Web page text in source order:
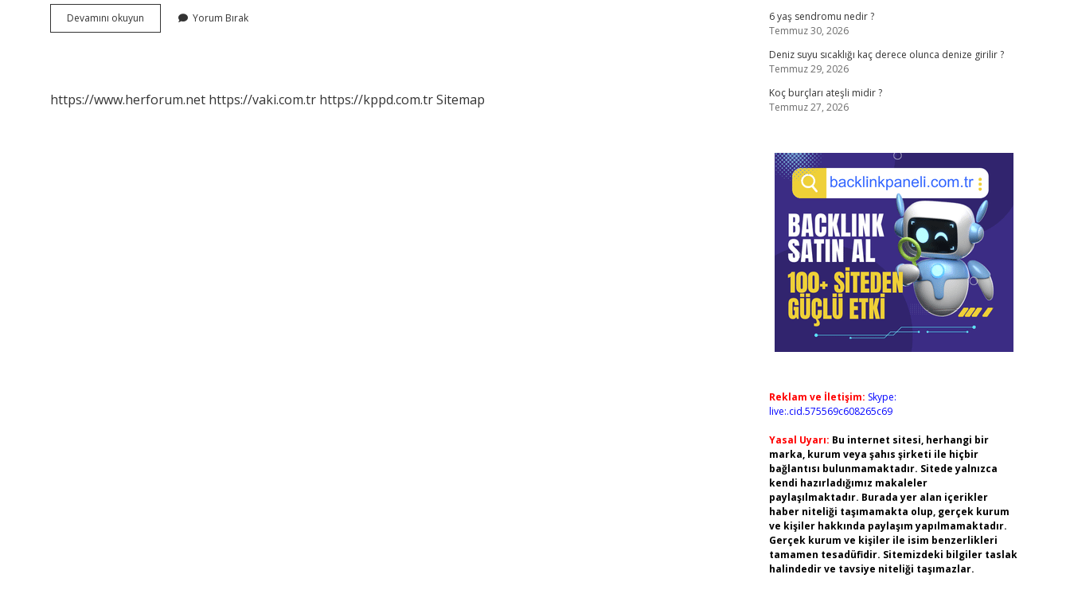
Devamını okuyun
Eklem
Yorum Bırak
https://www.herforum.net https://vaki.com.tr https://kppd.com.trSitemap
6 yaş sendromu nedir ?
Temmuz 30, 2026
Deniz suyu sıcaklığı kaç derece olunca denize girilir ?
Temmuz 29, 2026
Koç burçları ateşli midir ?
Temmuz 27, 2026
Reklam ve İletişim: Skype:
live:.cid.575569c608265c69
Yasal Uyarı: Bu internet sitesi, herhangi bir
marka, kurum veya şahıs şirketi ile hiçbir
bağlantısı bulunmamaktadır. Sitede yalnızca
kendi hazırladığımız makaleler
paylaşılmaktadır. Burada yer alan içerikler
haber niteliği taşımamakta olup, gerçek kurum
ve kişiler hakkında paylaşım yapılmamaktadır.
Gerçek kurum ve kişiler ile isim benzerlikleri
tamamen tesadüfidir. Sitemizdeki bilgiler taslak
halindedir ve tavsiye niteliği taşımazlar.